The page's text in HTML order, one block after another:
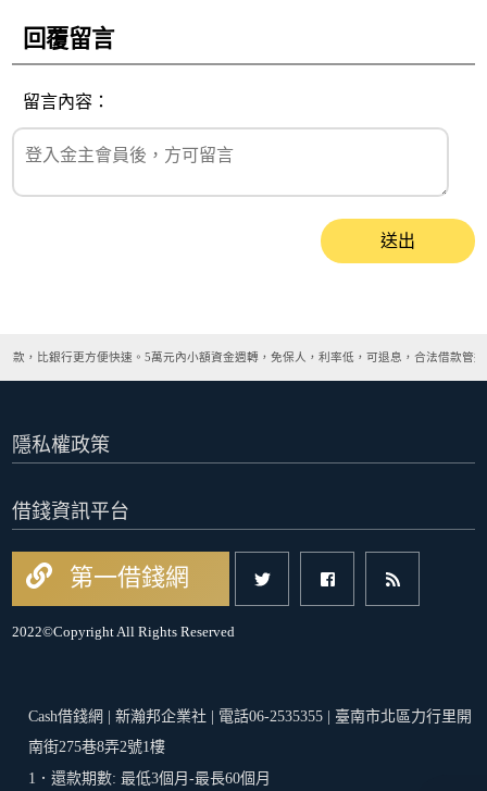
回覆留言
留言內容：
送出
款，比銀行更方便快速。5萬元內小額資金週轉，免保人，利率低，可退息，合法借款管
隱私權政策
借錢資訊平台
第一借錢網
2022©Copyright All Rights Reserved
Cash借錢網 | 新瀚邦企業社 | 電話06-2535355 | 臺南市北區力行里開
南街275巷8弄2號1樓
1．還款期數: 最低3個月-最長60個月